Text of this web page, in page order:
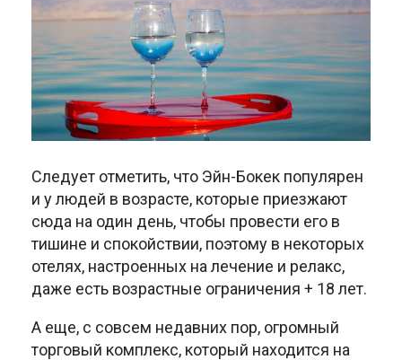
Следует отметить, что Эйн-Бокек популярен
и у людей в возрасте, которые приезжают
сюда на один день, чтобы провести его в
тишине и спокойствии, поэтому в некоторых
отелях, настроенных на лечение и релакс,
даже есть возрастные ограничения + 18 лет.
А еще, с совсем недавних пор, огромный
торговый комплекс, который находится на